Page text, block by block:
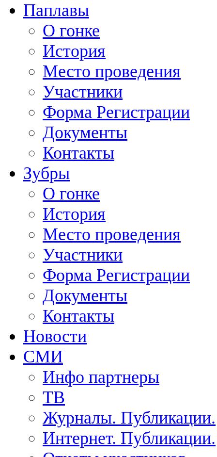
Паплавы
О гонке
История
Место проведения
Участники
Форма Регистрации
Документы
Контакты
Зубры
О гонке
История
Место проведения
Участники
Форма Регистрации
Документы
Контакты
Новости
СМИ
Инфо партнеры
ТВ
Журналы. Публикации.
Интернет. Публикации.